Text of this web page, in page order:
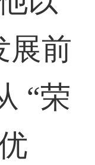
展前
“荣